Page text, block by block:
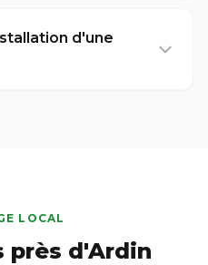
d'une
LOCAL
près d'Ardin